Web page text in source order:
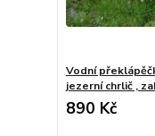
Vodní
jezerní chrlič ,
890 Kč